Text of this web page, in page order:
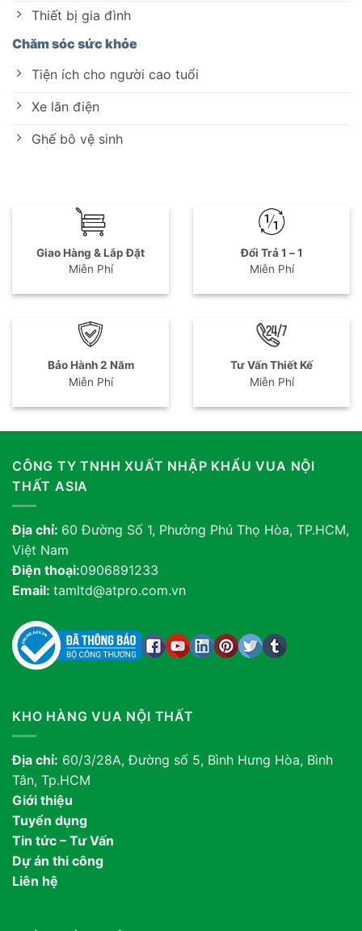
Thiết bị gia đình
Chăm sóc sức khỏe
Tiện ích cho người cao tuổi
Xe lăn điện
Ghế bô vệ sinh
Giao Hàng & Lắp Đặt
Miễn Phí
Đổi Trả 1 – 1
Miễn Phí
Bảo Hành 2 Năm
Miễn Phí
Tư Vấn Thiết Kế
Miễn Phí
CÔNG TY TNHH XUẤT NHẬP KHẨU VUA NỘI
THẤT ASIA
Địa chỉ: 60 Đường Số 1, Phường Phú Thọ Hòa, TP.HCM,
Việt Nam
Điện thoại:0906891233
Email: tamltd@atpro.com.vn
KHO HÀNG VUA NỘI THẤT
Địa chỉ: 60/3/28A, Đường số 5, Bình Hưng Hòa, Bình
Tân, Tp.HCM
Giới thiệu
Tuyển dụng
Tin tức – Tư Vấn
Dự án thi công
Liên hệ